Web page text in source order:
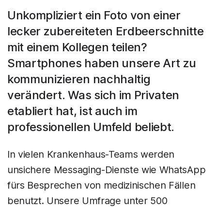
Unkompliziert ein Foto von einer
lecker zubereiteten Erdbeerschnitte
mit einem Kollegen teilen?
Smartphones haben unsere Art zu
kommunizieren nachhaltig
verändert. Was sich im Privaten
etabliert hat, ist auch im
professionellen Umfeld beliebt.
In vielen Krankenhaus-Teams werden
unsichere Messaging-Dienste wie WhatsApp
fürs Besprechen von medizinischen Fällen
benutzt. Unsere Umfrage unter 500